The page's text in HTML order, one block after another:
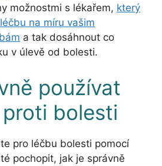
možnostmi s lékařem, který
na míru vašim
a tak dosáhnout co
v úlevě od bolesti.
používat
bolesti
pro léčbu bolesti pomocí
pochopit, jak je správně